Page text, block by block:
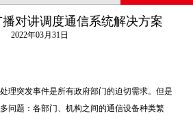
对讲调度通信系统解决方案
2022年03月31日
理突发事件是所有政府部门的迫切需求。但是
问题：各部门、机构之间的通信设备种类繁